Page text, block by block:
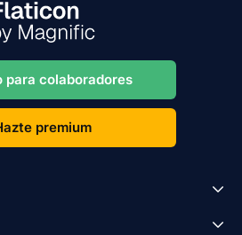
para colaboradores
premium